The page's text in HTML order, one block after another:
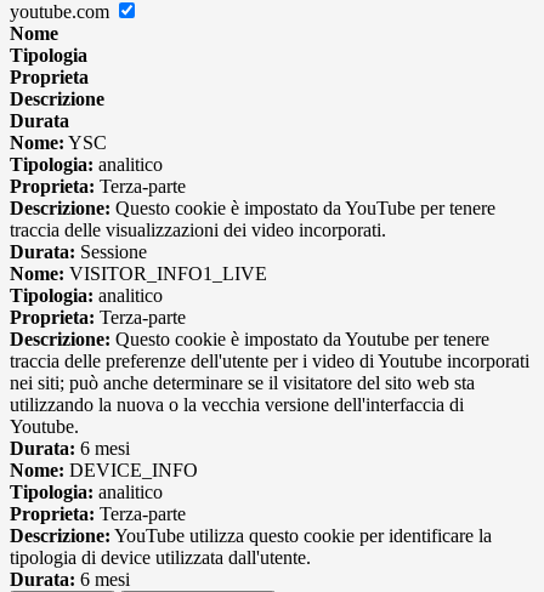
youtube.com
Nome
Tipologia
Proprieta
Descrizione
Durata
Nome: YSC
Tipologia: analitico
Proprieta: Terza-parte
Descrizione: Questo cookie è impostato da YouTube per tenere
traccia delle visualizzazioni dei video incorporati.
Durata: Sessione
Nome: VISITOR_INFO1_LIVE
Tipologia: analitico
Proprieta: Terza-parte
Descrizione: Questo cookie è impostato da Youtube per tenere
traccia delle preferenze dell'utente per i video di Youtube incorporati
nei siti; può anche determinare se il visitatore del sito web sta
utilizzando la nuova o la vecchia versione dell'interfaccia di
Youtube.
Durata: 6 mesi
Nome: DEVICE_INFO
Tipologia: analitico
Proprieta: Terza-parte
Descrizione: YouTube utilizza questo cookie per identificare la
tipologia di device utilizzata dall'utente.
Durata: 6 mesi